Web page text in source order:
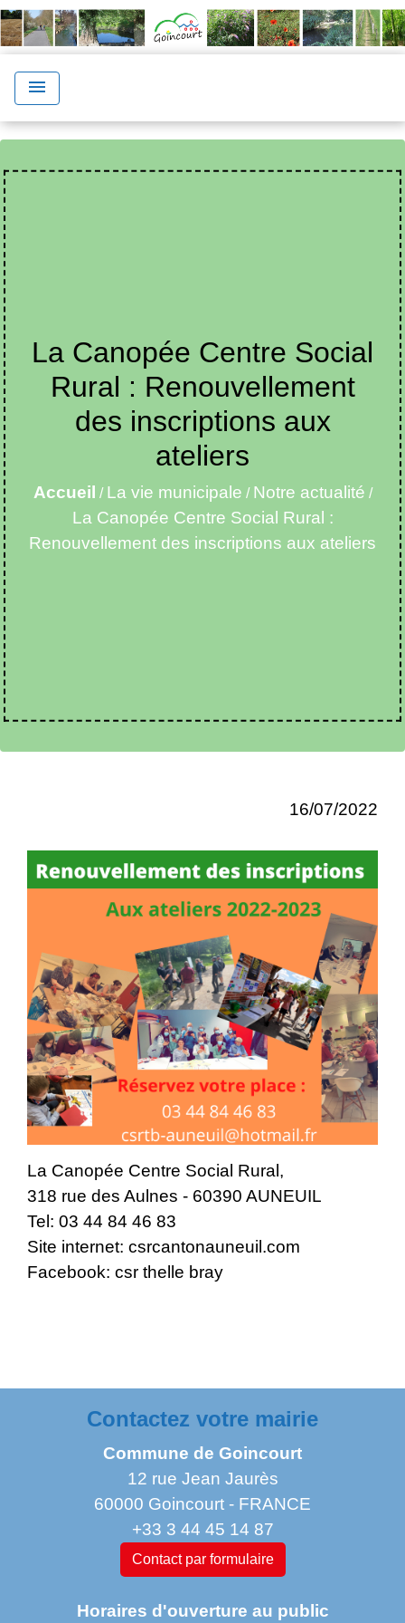
menu
La Canopée Centre Social
Rural : Renouvellement
des inscriptions aux
ateliers
Accueil / La vie municipale / Notre actualité /
La Canopée Centre Social Rural :
Renouvellement des inscriptions aux ateliers
16/07/2022
La Canopée Centre Social Rural,
318 rue des Aulnes - 60390 AUNEUIL
Tel: 03 44 84 46 83
Site internet: csrcantonauneuil.com
Facebook: csr thelle bray
Contactez votre mairie
Commune de Goincourt
12 rue Jean Jaurès
60000 Goincourt - FRANCE
+33 3 44 45 14 87
Contact par formulaire
Horaires d'ouverture au public